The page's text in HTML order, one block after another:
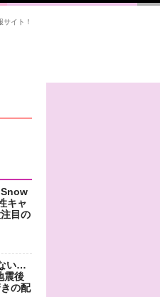
イト！
キャ
目の
い…
震後
の配